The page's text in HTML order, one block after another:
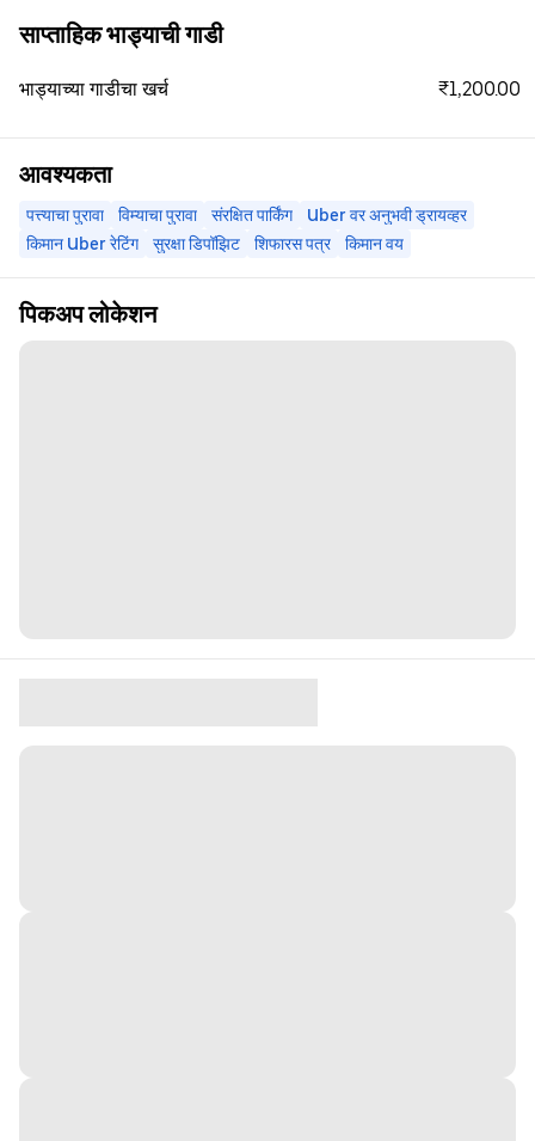
साप्ताहिक भाड्याची गाडी
भाड्याच्या गाडीचा खर्च ₹1,200.00
आवश्यकता
पत्त्याचा पुरावा विम्याचा पुरावा संरक्षित पार्किंग
Uber वर अनुभवी ड्रायव्हर
किमान Uber रेटिंग
सुरक्षा डिपॉझिट शिफारस पत्र किमान वय
पिकअप लोकेशन